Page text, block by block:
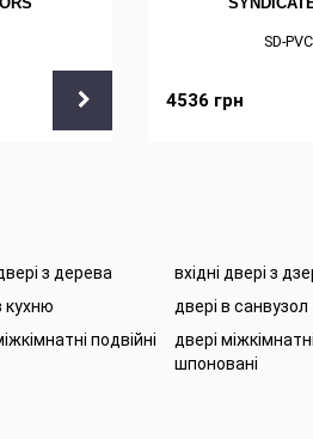
SD-
4536 грн
з дерева вхідні двері з
кухню двері в санвузол
подвійні
двері міжкімнатні
шпоновані